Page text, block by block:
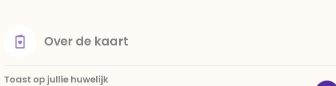
Over de kaart
Toast op jullie huwelijk